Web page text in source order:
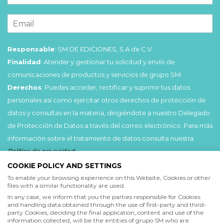
Responsable: SM DE EDICIONES, S.A de C.V.
Finalidad: Atender y gestionar tu solicitud y envío de
comunicaciones de productos y servicios de grupo SM.
Derechos: Puedes acceder, rectificar y suprimir tus datos
personales así como ejercitar otros derechos de protección de
datos y consultas en la materia, dirigiéndote a nuestro Delegado
de Protección de Datos a través del correo electrónico. Para más
información sobre el tratamiento de datos consulta nuestra
Política de privacidad.
He leído y acepto lasCondiciones de uso
Política de privacidad
COOKIE POLICY AND SETTINGS
To enable your browsing experience on this Website, Cookies or other
files with a similar functionality are used.
In any case, we inform that you the parties responsible for Cookies
and handling data obtained through the use of first-party and third-
party Cookies, deciding the final application, content and use of the
information collected, will be the entities of grupo SM who are